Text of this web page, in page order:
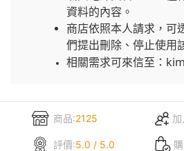
資料的內容。
商店依照本人請求，可
們提出刪除、停止使用
相關需求可來信至：
商品:2125
評價:5.0 / 5.0